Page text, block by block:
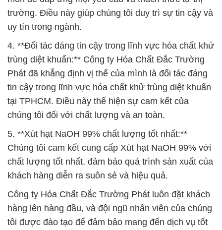
trường. Điều này giúp chúng tôi duy trì sự tin cậy và
uy tín trong ngành.
4. **Đối tác đáng tin cậy trong lĩnh vực hóa chất khử
trùng diệt khuẩn:** Công ty Hóa Chất Đắc Trường
Phát đã khẳng định vị thế của mình là đối tác đáng
tin cậy trong lĩnh vực hóa chất khử trùng diệt khuẩn
tại TPHCM. Điều này thể hiện sự cam kết của
chúng tôi đối với chất lượng và an toàn.
5. **Xút hạt NaOH 99% chất lượng tốt nhất:**
Chúng tôi cam kết cung cấp Xút hạt NaOH 99% với
chất lượng tốt nhất, đảm bảo quá trình sản xuất của
khách hàng diễn ra suôn sẻ và hiệu quả.
Công ty Hóa Chất Đắc Trường Phát luôn đặt khách
hàng lên hàng đầu, và đội ngũ nhân viên của chúng
tôi được đào tạo để đảm bảo mang đến dịch vụ tốt